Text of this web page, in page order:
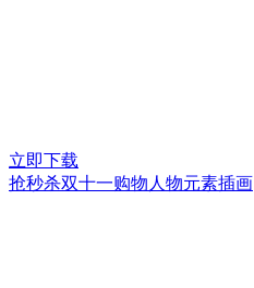
立即下载
抢秒杀双十一购物人物元素插画